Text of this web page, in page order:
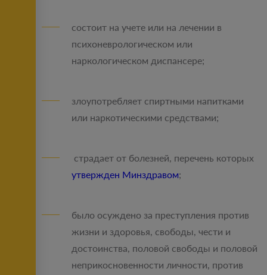
состоит на учете или на лечении в
психоневрологическом или
наркологическом диспансере;
злоупотребляет спиртными напитками
или наркотическими средствами;
страдает от болезней, перечень которых
утвержден Минздравом;
было осуждено за преступления против
жизни и здоровья, свободы, чести и
достоинства, половой свободы и половой
неприкосновенности личности, против